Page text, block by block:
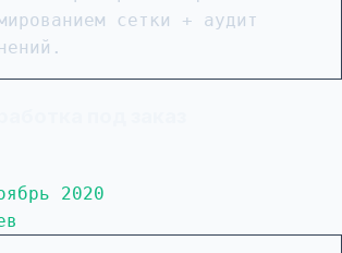
сетки + аудит
2020